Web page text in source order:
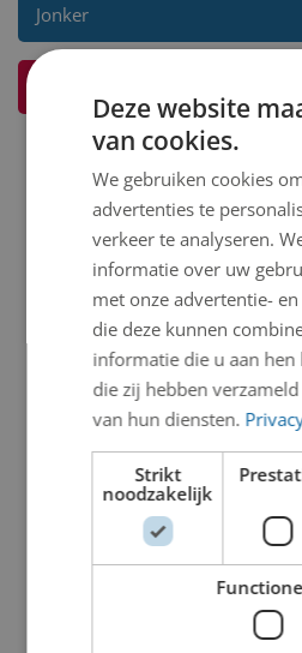
Jonker
Deze website
van cookies.
We gebruiken cookies
advertenties te
verkeer te analyseren.
informatie over uw
met onze advertentie-
die deze kunnen
informatie die u aan
die zij hebben
van hun diensten.
Strikt
noodzakelijk